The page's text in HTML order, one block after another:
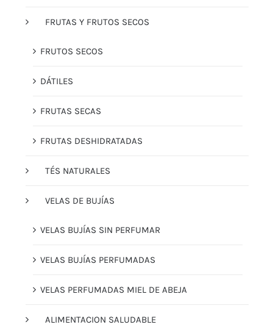
FRUTAS Y FRUTOS SECOS
FRUTOS SECOS
DÁTILES
FRUTAS SECAS
FRUTAS DESHIDRATADAS
TÉS NATURALES
VELAS DE BUJÍAS
VELAS BUJÍAS SIN PERFUMAR
VELAS BUJÍAS PERFUMADAS
VELAS PERFUMADAS MIEL DE ABEJA
ALIMENTACION SALUDABLE